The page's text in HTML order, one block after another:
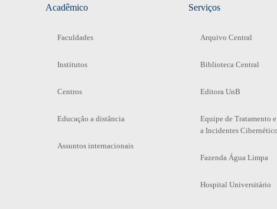
Acadêmico
Faculdades
Institutos
Centros
Educação a distância
Assuntos internacionais
Serviços
Arquivo Central
Biblioteca Central
Editora UnB
Equipe de Tratamento
a Incidentes
Fazenda Água Limpa
Hospital Universitário